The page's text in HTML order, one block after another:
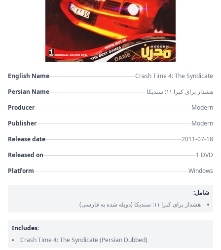
English Name
Crash Time 4: The Syndicate
Persian Name
هشدار برای کبرا ۱۱: سندیکا
Producer
Modern
Publisher
Modern
Release date
2011-07-18
Released on
1 DVD
Platform
Windows
شامل:
هشدار برای کبرا ۱۱: سندیکا
(دوبله شده به فارسی)
Includes:
Crash Time 4: The Syndicate (Persian Dubbed)